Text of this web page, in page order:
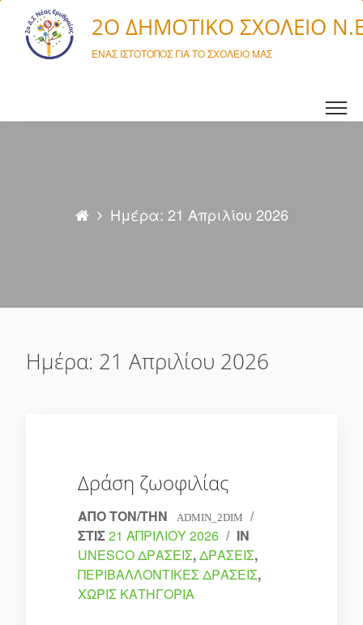
Μετάβαση σε περιεχόμενο
2O ΔΗΜΟΤΙΚΌ ΣΧΟΛΕΊΟ
ΈΝΑΣ ΙΣΤΌΤΟΠΟΣ ΓΙΑ ΤΟ ΣΧΟΛΕΊΟ ΜΑΣ
Ημέρα: 21 Απριλίου 2026
Ημέρα: 21 Απριλίου 2026
Δράση ζωοφιλίας
ΑΠΌ ΤΟΝ/ΤΗΝ ADMIN_2DIM
/
ΣΤΙΣ21 ΑΠΡΙΛΊΟΥ 2026 / IN
UNESCO ΔΡΆΣΕΙΣ,ΔΡΆΣΕΙΣ,
ΠΕΡΙΒΑΛΛΟΝΤΙΚΈΣ ΔΡΆΣΕΙΣ,
ΧΩΡΊΣ ΚΑΤΗΓΟΡΊΑ